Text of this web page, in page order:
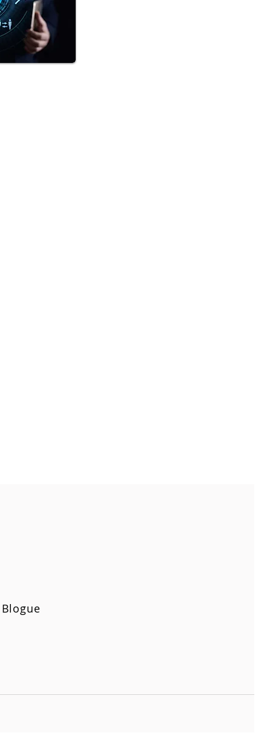
Blogue